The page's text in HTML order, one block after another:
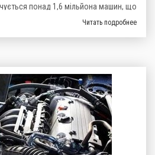
понад 1,6 мільйона машин, що
газі. Такі дані надані Головним
Внутрішніх справ України.
Читать подробнее